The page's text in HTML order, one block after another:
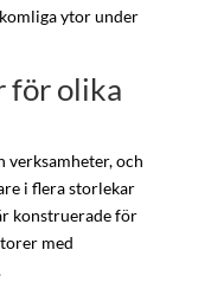
ytor under
för olika
verksamheter, och
i flera storlekar
konstruerade för
med